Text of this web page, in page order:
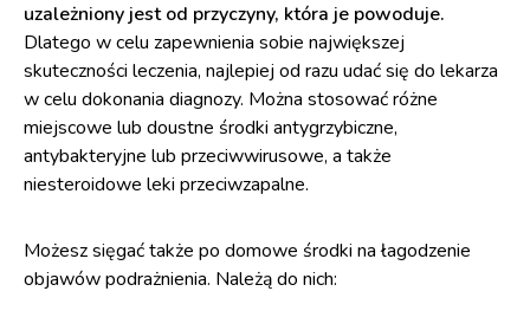
uzależniony jest od przyczyny, która je powoduje.
Dlatego w celu zapewnienia sobie największej
skuteczności leczenia, najlepiej od razu udać się do lekarza
w celu dokonania diagnozy. Można stosować różne
miejscowe lub doustne środki antygrzybiczne,
antybakteryjne lub przeciwwirusowe, a także
niesteroidowe leki przeciwzapalne.
Możesz sięgać także po domowe środki na łagodzenie
objawów podrażnienia. Należą do nich: